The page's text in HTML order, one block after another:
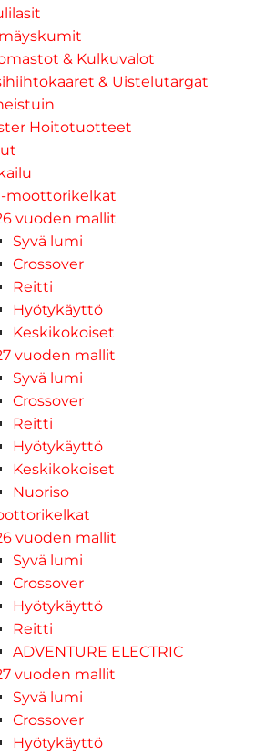
& Kulkuvalot
& Uistelutargat
Hoitotuotteet
-moottorikelkat
vuoden mallit
Syvä lumi
Crossover
Reitti
Hyötykäyttö
Keskikokoiset
vuoden mallit
Syvä lumi
Crossover
Reitti
Hyötykäyttö
Keskikokoiset
Nuoriso
vuoden mallit
Syvä lumi
Crossover
Hyötykäyttö
Reitti
ADVENTURE ELECTRIC
vuoden mallit
Syvä lumi
Crossover
Hyötykäyttö